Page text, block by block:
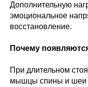
Дополнительную
эмоциональное
восстановление.
Почему
При длительном
мышцы спины и шеи